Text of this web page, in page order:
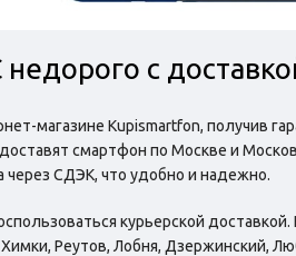
с
магазине Kupismartfon, получив
смартфон по Москве и
через СДЭК, что удобно и надежно.
курьерской доставкой.
Химки, Реутов, Лобня, Дзержинский,